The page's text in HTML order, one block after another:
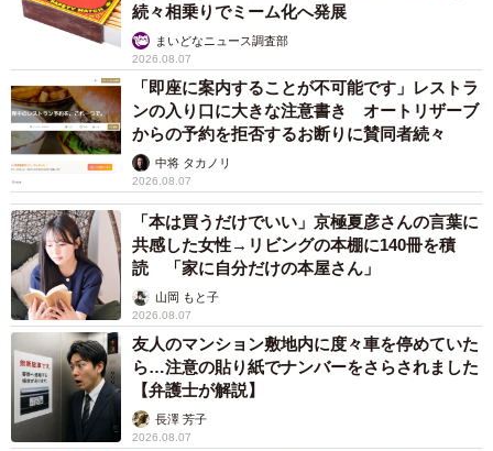
続々相乗りでミーム化へ発展
まいどなニュース調査部
2026.08.07
「即座に案内することが不可能です」レストラ
ンの入り口に大きな注意書き オートリザーブ
からの予約を拒否するお断りに賛同者続々
中将 タカノリ
2026.08.07
「本は買うだけでいい」京極夏彦さんの言葉に
共感した女性→リビングの本棚に140冊を積
読 「家に自分だけの本屋さん」
山岡 もと子
2026.08.07
友人のマンション敷地内に度々車を停めていた
ら…注意の貼り紙でナンバーをさらされました
【弁護士が解説】
長澤 芳子
2026.08.07